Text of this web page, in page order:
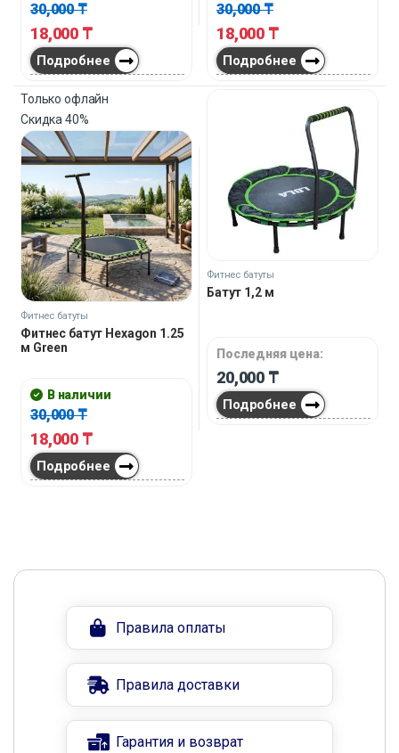
30,000₸
18,000 ₸
Подробнее
30,000₸
18,000 ₸
Подробнее
Только офлайн
Скидка40%
Фитнес батуты
Фитнес батут Hexagon 1.25
м Green
В наличии
30,000₸
18,000 ₸
Подробнее
Фитнес батуты
Батут 1,2 м
Последняя цена:
20,000 ₸
Подробнее
Правила оплаты
Правила доставки
Гарантия и возврат